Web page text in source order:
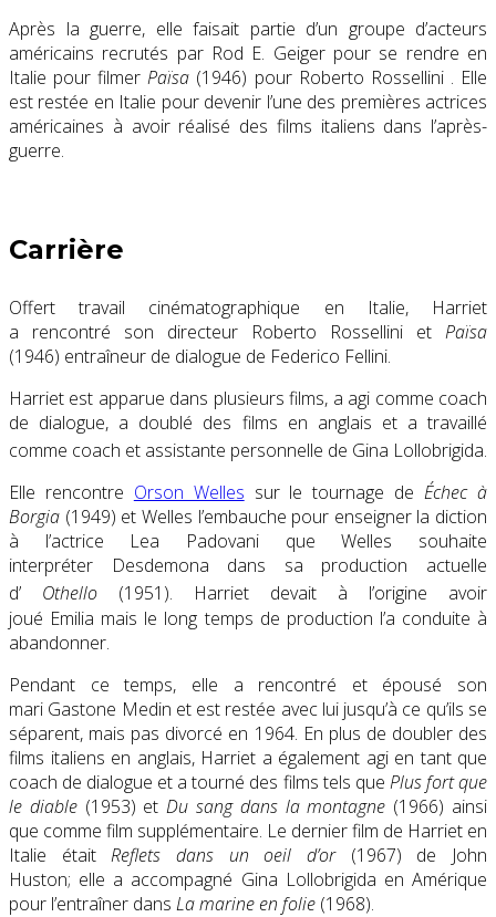
Après la guerre, elle faisait partie d’un groupe d’acteurs
américains recrutés par Rod E. Geigerpour se rendre en
Italie pour filmerPaïsa (1946) pour Roberto Rossellini. Elle
est restée en Italie pour devenir l’une des premières actrices
américaines à avoir réalisé des films italiens dans l’après-
guerre.
Carrière
Offert travail cinématographique en Italie, Harriet
a rencontré son directeur Roberto Rossellini et Païsa
(1946) entraîneur de dialogue de Federico Fellini.
Harriet est apparue dans plusieurs films, a agi comme coach
de dialogue, a doublé des films en anglais et a travaillé
comme coach et assistante personnelle de Gina Lollobrigida.
Elle rencontre Orson Welles sur le tournage deÉchec à
Borgia (1949) et Welles l’embauche pour enseigner la diction
à l’actrice Lea Padovani que Welles souhaite
interpréter
Desdemona dans sa production actuelle
d’ Othello (1951). Harriet devait à l’origine avoir
joué Emilia mais le long temps de production l’a conduite à
abandonner.
Pendant ce temps, elle a rencontré et épousé son
mari Gastone Medin et est restée avec lui jusqu’à ce qu’ils se
séparent, mais pas divorcé en 1964. En plus de doubler des
films italiens en anglais, Harriet a également agi en tant que
coach de dialogue et a tourné des films tels que Plus fort que
le diable(1953) etDu sang dans la montagne (1966) ainsi
que comme film supplémentaire. Le dernier film de Harriet en
Italie étaitReflets dans un oeil d’or(1967) de John
Huston; elle a accompagné Gina Lollobrigida en Amérique
pour l’entraîner dans La marine en folie (1968).